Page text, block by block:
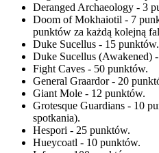
Deranged Archaeology - 3
Doom of Mokhaiotil - 7
punktów za każdą kolejną
Duke Sucellus - 15 punktów.
Duke Sucellus (Awakened)
Fight Caves - 50 punktów.
General Graardor - 20
Giant Mole - 12 punktów.
Grotesque Guardians - 10
spotkania).
Hespori - 25 punktów.
Hueycoatl - 10 punktów.